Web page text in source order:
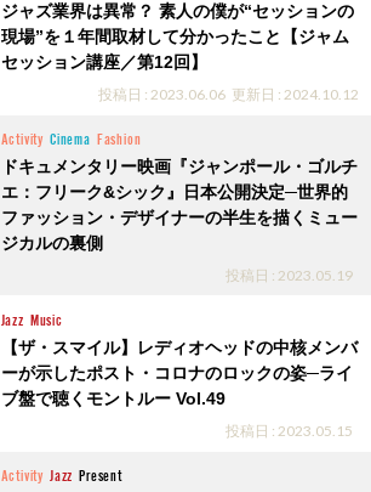
ジャズ業界は異常？ 素人の僕が“セッションの
現場”を１年間取材して分かったこと【ジャム
セッション講座／第12回】
投稿日 : 2023.06.06 更新日 : 2024.10.12
Activity Cinema Fashion
ドキュメンタリー映画『ジャンポール・ゴルチ
エ：フリーク&シック』日本公開決定─世界的
ファッション・デザイナーの半生を描くミュー
ジカルの裏側
投稿日 : 2023.05.19
Jazz Music
【ザ・スマイル】レディオヘッドの中核メンバ
ーが示したポスト・コロナのロックの姿─ライ
ブ盤で聴くモントルー Vol.49
投稿日 : 2023.05.15
Activity Jazz Present